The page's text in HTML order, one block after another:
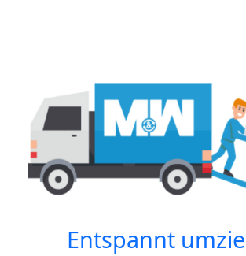
Entspannt